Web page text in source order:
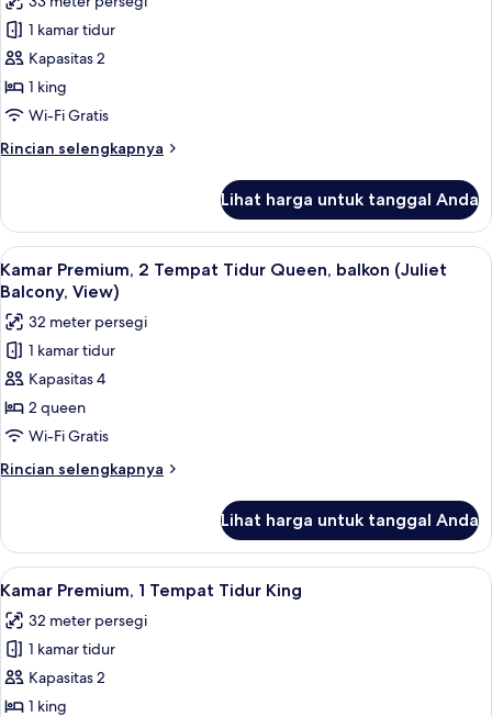
Accessible)
shower
transfer,
Bebas
Asap
(Mobility
Accessible)
untuk
Kamar
Klasik,
1
Tempat
Tidur
King,
kursi
roda
(Mobility,
Roll-
In
Shower)
1 kamar tidur
Kapasitas 2
1 king
Wi-Fi Gratis
Rincian selengkapnya
Rincian
Kamar
Klasik,
1
Tempat
King,
shower
kursi
roda
(Mobility,
In
Shower)
Lihat harga untuk tanggal Anda
Lihat
semua
foto
untuk
Kamar
Premium,
2
Tempat
Tidur
Queen,
(Juliet
Balcony,
View)
Kamar Premium, 2 Tempat Tidur
3
Kamar Premium, 2 Tempat Tidur Queen, balkon (Juliet
Balcony, View)
32 meter persegi
1 kamar tidur
Kapasitas 4
2 queen
Wi-Fi Gratis
Rincian selengkapnya
Rincian
Kamar
Premium,
2
Tidur
Queen,
(Juliet
Balcony,
Lihat harga untuk tanggal Anda
Lihat
semua
foto
untuk
Kamar
Premium,
Kamar Premium, 1 Tempat Tidur
6
Kamar Premium, 1 Tempat Tidur King
32 meter persegi
1 kamar tidur
Kapasitas 2
1 king